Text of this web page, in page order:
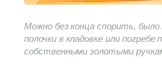
Можно без конца спорить,
полочки в кладовке или
собственными золотыми